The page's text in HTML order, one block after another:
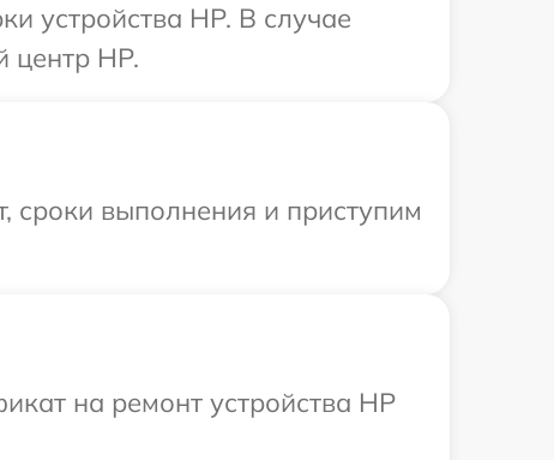
устройства HP. В случае
центр HP.
сроки выполнения и приступим
на ремонт устройства HP